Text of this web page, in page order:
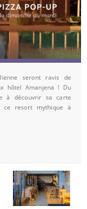
seront ravis de
hôtel Amanjena ! Du
à découvrir sa carte
ce resort mythique à